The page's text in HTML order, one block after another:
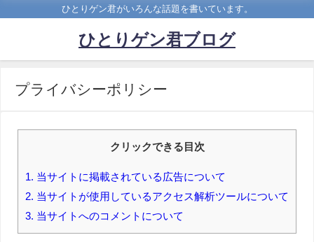
ひとりゲン君がいろんな話題を書いています。
ひとりゲン君ブログ
プライバシーポリシー
クリックできる目次
1. 当サイトに掲載されている広告について
2. 当サイトが使用しているアクセス解析ツールについて
3. 当サイトへのコメントについて